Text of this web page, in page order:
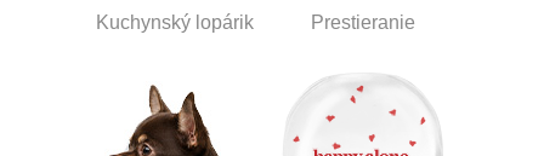
Kuchynský lopárik Prestieranie